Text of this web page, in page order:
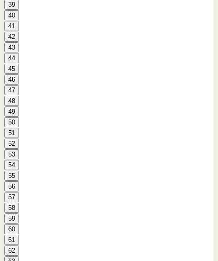
39
40
41
42
43
44
45
46
47
48
49
50
51
52
53
54
55
56
57
58
59
60
61
62